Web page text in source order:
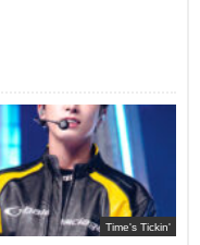
Time's Tickin'